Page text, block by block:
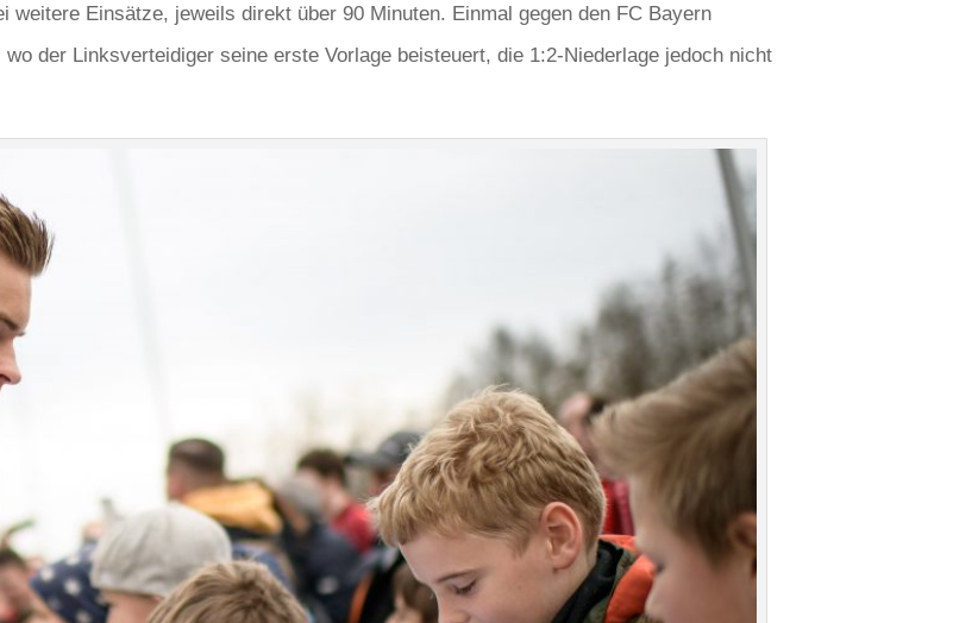
weitere Einsätze, jeweils direkt über 90 Minuten. Einmal gegen den FC Bayern
der Linksverteidiger seine erste Vorlage beisteuert, die 1:2-Niederlage jedoch nicht